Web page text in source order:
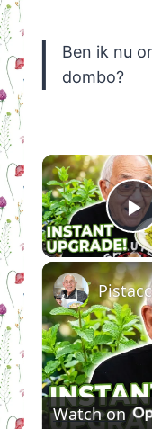
Ben ik nu
dombo?
Watch on